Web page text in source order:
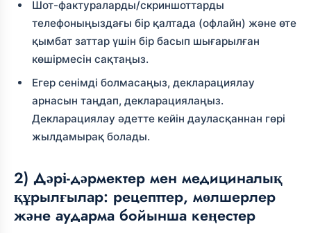
Шот-фактураларды/скриншоттарды
телефоныңыздағы бір қалтада (офлайн) және өте
қымбат заттар үшін бір басып шығарылған
көшірмесін сақтаңыз.
Егер сенімді болмасаңыз, декларациялау
арнасын таңдап, декларациялаңыз.
Декларациялау әдетте кейін дауласқаннан гөрі
жылдамырақ болады.
2) Дәрі-дәрмектер мен медициналық
құрылғылар: рецепттер, мөлшерлер
және аударма бойынша кеңестер